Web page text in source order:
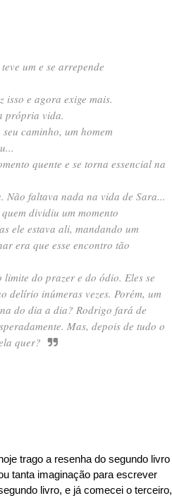
um e se arrepende
e agora exige mais.
própria vida.
caminho, um homem
quente e se torna essencial na
Não faltava nada na vida de Sara...
dividiu um momento
ele estava ali, mandando um
era que esse encontro tão
limite do prazer e do ódio. Eles se
delírio inúmeras vezes. Porém, um
do dia a dia? Rodrigo fará de
Mas, depois de tudo o
quer?
trago a resenha do segundo livro
tanta imaginação para escrever
livro, e já comecei o terceiro,